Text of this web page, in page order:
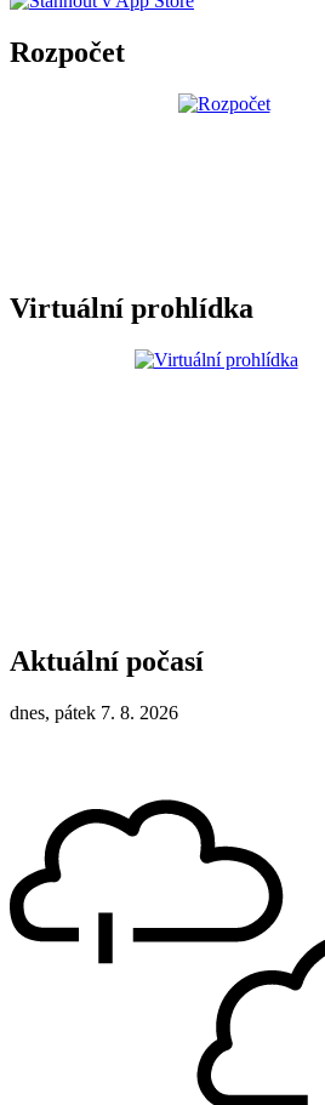
Rozpočet
Virtuální prohlídka
Aktuální počasí
dnes, pátek 7. 8. 2026